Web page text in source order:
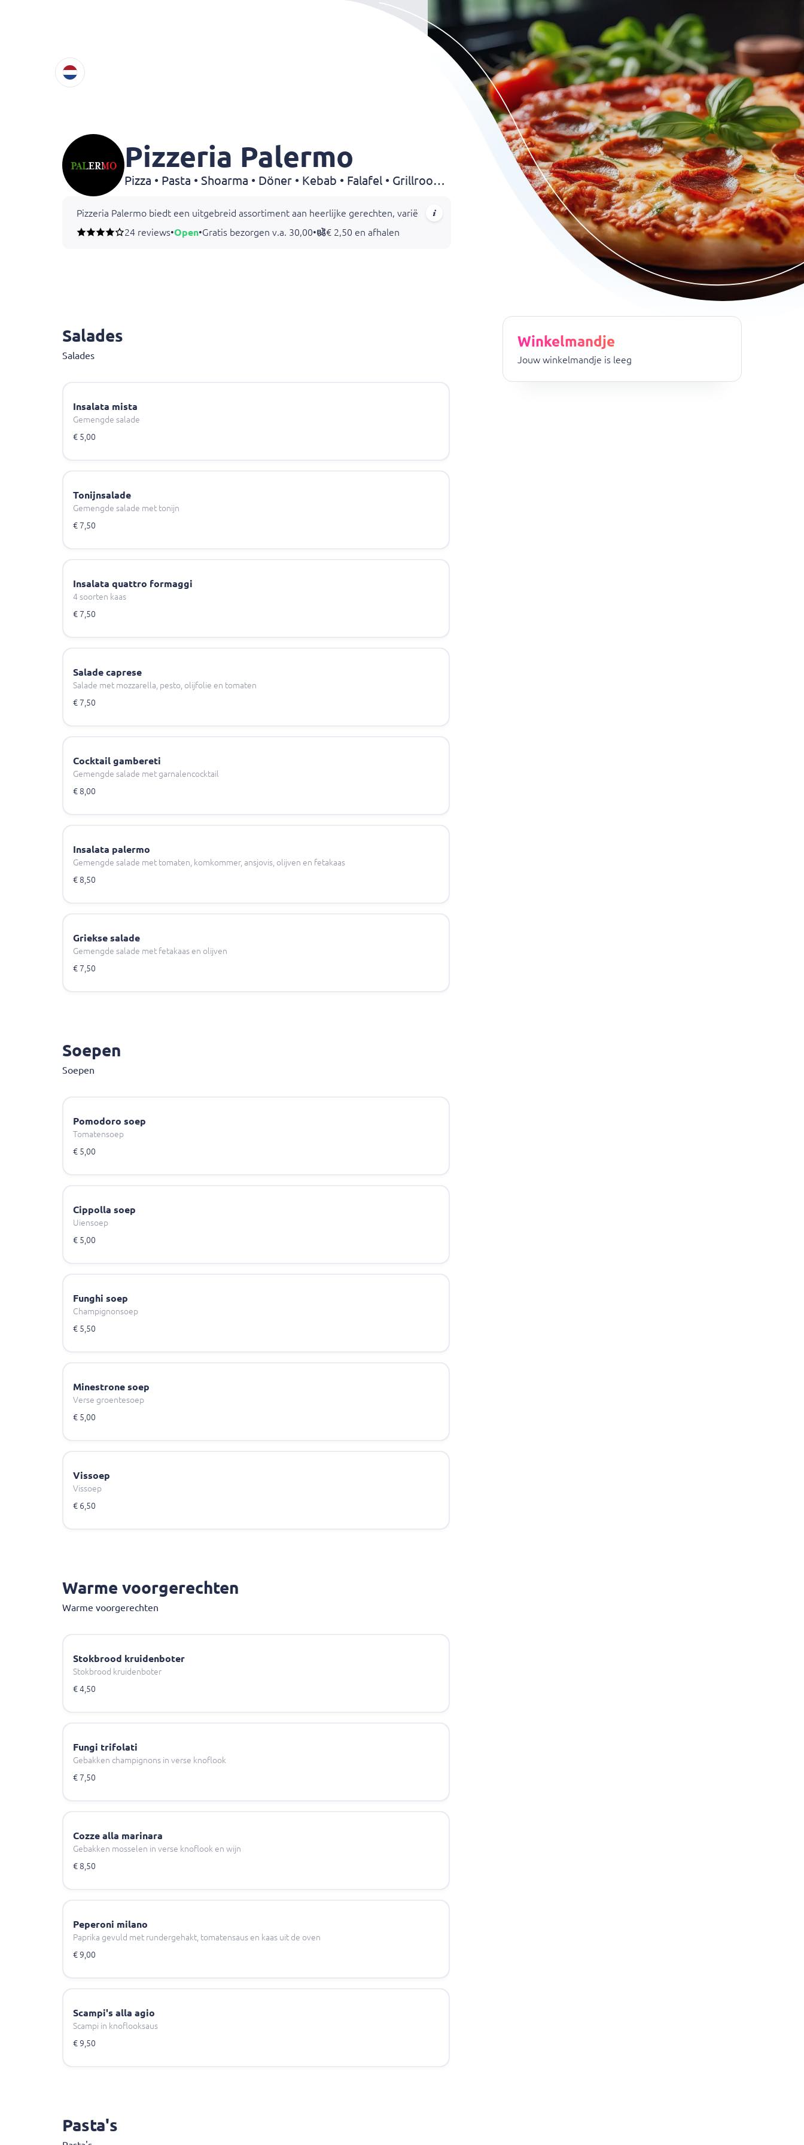
Pizzeria Palermo
Pizza • Pasta • Shoarma • Döner • Kebab • Falafel • Grillroom • Steak • Dürüm
Pizzeria Palermo biedt een uitgebreid assortiment aan heerlijke gerechten, variërend van traditionele pizza's tot smaakvolle pasta's en verrukkelijke vlees- en
24 reviews•Open•Gratis bezorgen v.a. 30,00• € 2,50 en afhalen
Salades
Salades
Insalata mista
Gemengde salade
€ 5,00
Tonijnsalade
Gemengde salade met tonijn
€ 7,50
Insalata quattro formaggi
4 soorten kaas
€ 7,50
Salade caprese
Salade met mozzarella, pesto, olijfolie en tomaten
€ 7,50
Cocktail gambereti
Gemengde salade met garnalencocktail
€ 8,00
Insalata palermo
Gemengde salade met tomaten, komkommer, ansjovis, olijven en fetakaas
€ 8,50
Griekse salade
Gemengde salade met fetakaas en olijven
€ 7,50
Soepen
Soepen
Pomodoro soep
Tomatensoep
€ 5,00
Cippolla soep
Uiensoep
€ 5,00
Funghi soep
Champignonsoep
€ 5,50
Minestrone soep
Verse groentesoep
€ 5,00
Vissoep
Vissoep
€ 6,50
Warme voorgerechten
Warme voorgerechten
Stokbrood kruidenboter
Stokbrood kruidenboter
€ 4,50
Fungi trifolati
Gebakken champignons in verse knoflook
€ 7,50
Cozze alla marinara
Gebakken mosselen in verse knoflook en wijn
€ 8,50
Peperoni milano
Paprika gevuld met rundergehakt, tomatensaus en kaas uit de oven
€ 9,00
Scampi's alla agio
Scampi in knoflooksaus
€ 9,50
Pasta's
Winkelmandje
Jouw winkelmandje is leeg